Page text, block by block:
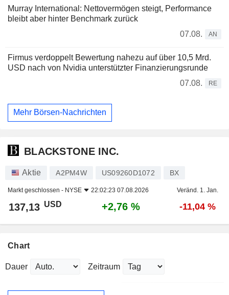
Murray International: Nettovermögen steigt, Performance
bleibt aber hinter Benchmark zurück
07.08.
AN
Firmus verdoppelt Bewertung nahezu auf über 10,5 Mrd.
USD nach von Nvidia unterstützter Finanzierungsrunde
07.08.
RE
Mehr Börsen-Nachrichten
BLACKSTONE INC.
Aktie A2PM4W US09260D1072 BX
Markt geschlossen - NYSE 22:02:23 07.08.2026 Veränd. 1. Jan.
137,13 USD +2,76 % -11,04 %
Chart
Dauer Zeitraum